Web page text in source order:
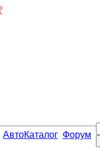
АвтоКаталог Форум